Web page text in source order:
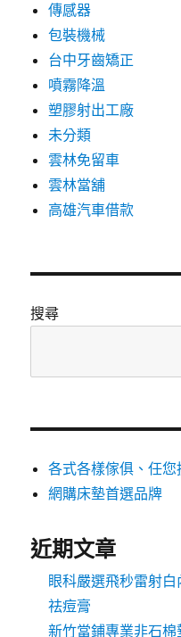
傳感器
包裝機械
台中牙齒矯正
噴霧降溫
塑膠射出工廠
未分類
雲林免留車
雲林當舖
高雄汽車借款
搜尋
各式各樣傢俱、任您
網購床墊首選品牌
近期文章
眼科嚴選飛秒雷射
祛痘膏
新竹當鋪專業非石